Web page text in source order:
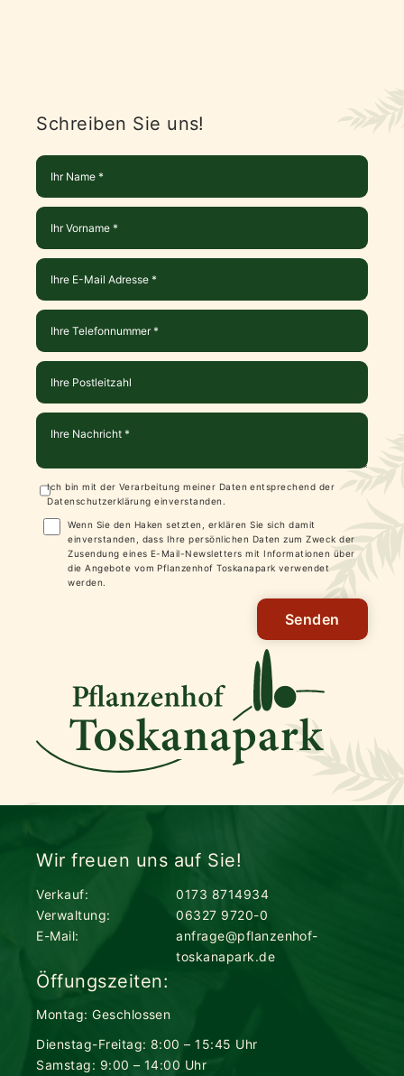
Schreiben Sie uns!
Ich bin mit der Verarbeitung meiner Daten entsprechend der
Datenschutzerklärung einverstanden.
Wenn Sie den Haken setzten, erklären Sie sich damit
einverstanden, dass Ihre persönlichen Daten zum Zweck der
Zusendung eines E-Mail-Newsletters mit Informationen über
die Angebote vom Pflanzenhof Toskanapark verwendet
werden.
Senden
Wir freuen uns auf Sie!
Verkauf:
0173 8714934
Verwaltung:
06327 9720-0
E-Mail:
anfrage@pflanzenhof-
toskanapark.de
Öffungszeiten:
Montag: Geschlossen
Dienstag-Freitag: 8:00 – 15:45 Uhr
Samstag: 9:00 – 14:00 Uhr